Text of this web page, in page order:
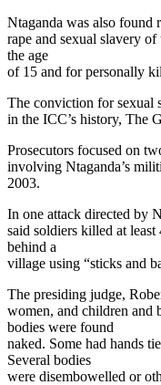
Ntaganda was also found
rape and sexual slavery
the age
of 15 and for personally
The conviction for sexual
in the ICC’s history, The
Prosecutors focused on
involving Ntaganda’s
2003.
In one attack directed by
said soldiers killed at
behind a
village using “sticks and
The presiding judge,
women, and children and
bodies were found
naked. Some had hands
Several bodies
were disembowelled or